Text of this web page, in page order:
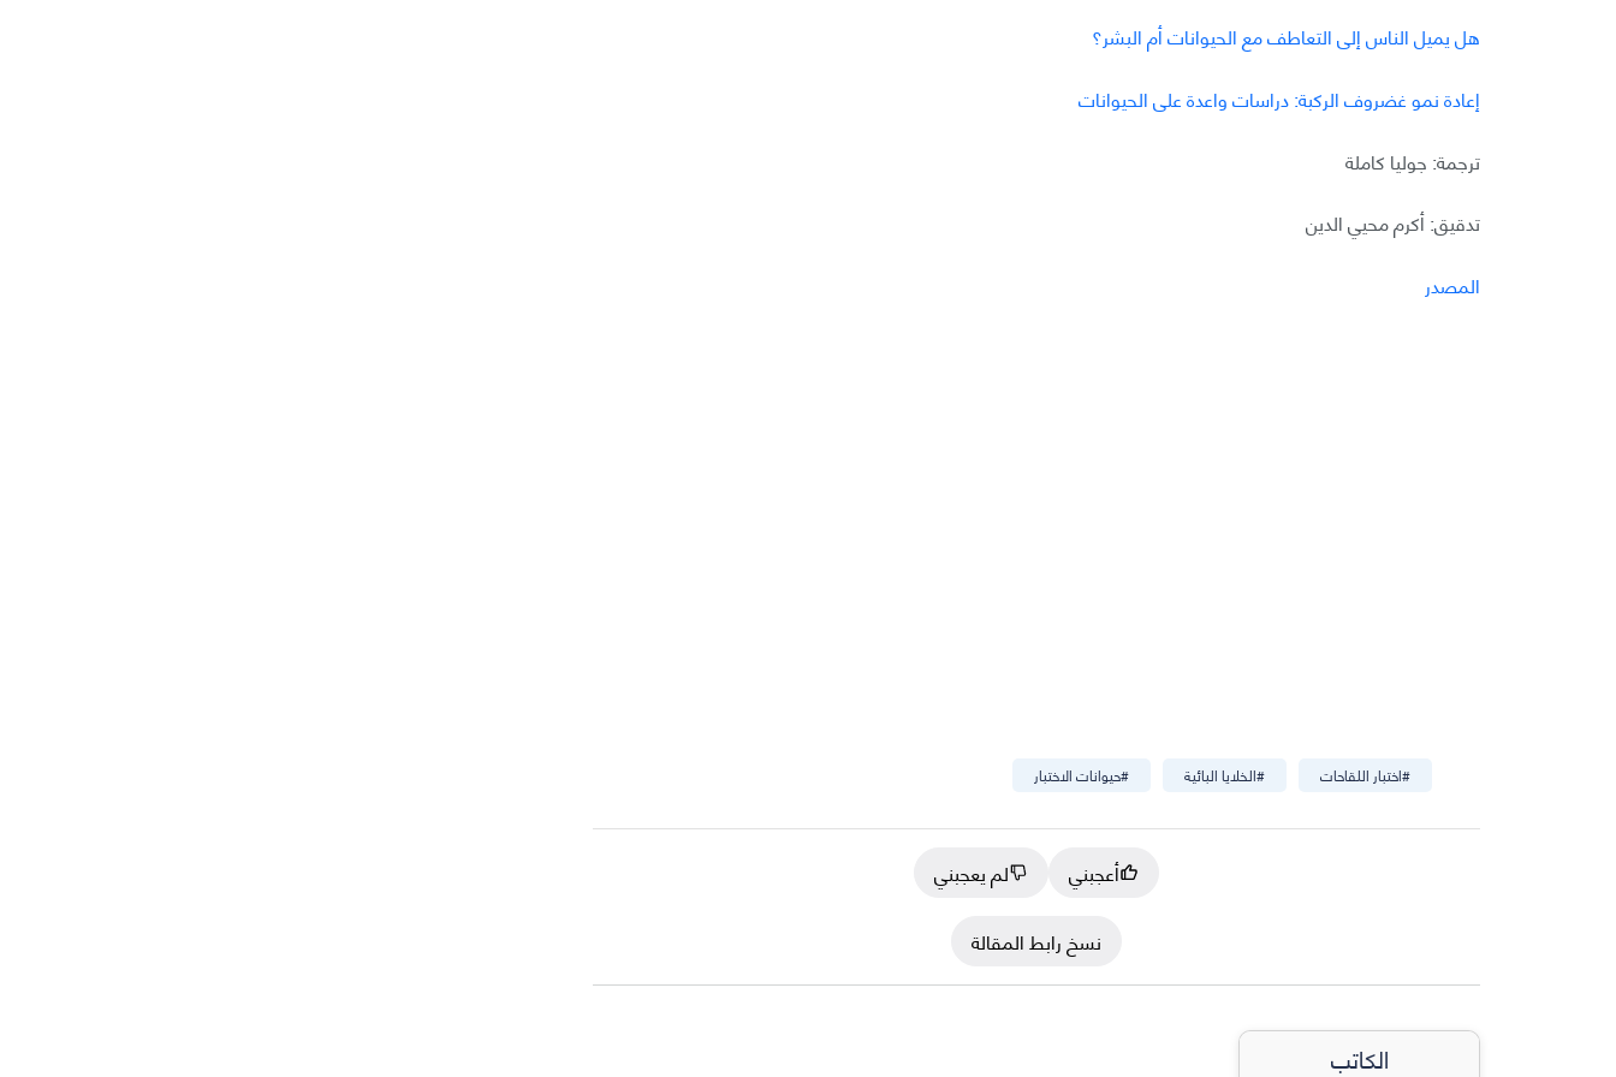
هل يميل الناس إلى التعاطف مع الحيوانات أم البشر؟
إعادة نمو غضروف الركبة: دراسات واعدة على الحيوانات
ترجمة: جوليا كاملة
تدقيق: أكرم محيي الدين
المصدر
#حيوانات الاختبار #الخلايا البائية #اختبار اللقاحات
أعجبني
لم يعجبني
نسخ رابط المقالة
الكاتب